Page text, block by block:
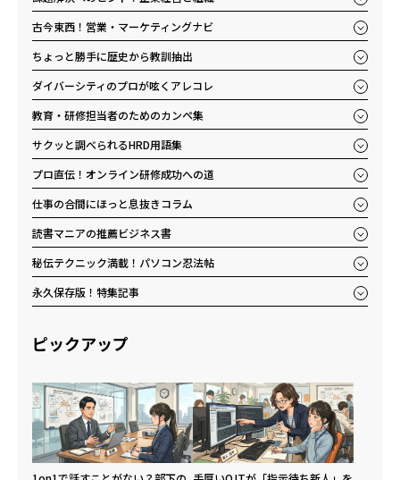
古今東西！営業・マーケティングナビ
ちょっと勝手に歴史から教訓抽出
ダイバーシティのプロが呟くアレコレ
教育・研修担当者のためのカンペ集
サクッと調べられるHRD用語集
プロ直伝！オンライン研修成功への道
仕事の合間にほっと息抜きコラム
読書マニアの推薦ビジネス書
秘伝テクニック満載！パソコン忍法帖
永久保存版！特集記事
ピックアップ